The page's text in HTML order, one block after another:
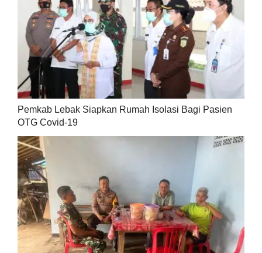
Pemkab Lebak Siapkan Rumah Isolasi Bagi Pasien
OTG Covid-19